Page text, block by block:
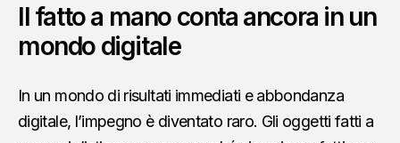
Il fatto a mano conta ancora in un
mondo digitale
In un mondo di risultati immediati e abbondanza
digitale, l’impegno è diventato raro. Gli oggetti fatti a